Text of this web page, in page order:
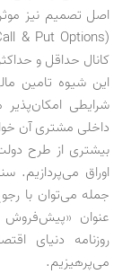
اصل تصمیم نیز
کانال حداقل و
این شیوه تامین
شرایطی امکان‌پذیر
داخلی مشتری آن
بیشتری از طرح
اوراق
جمله می‌توان با
روزنامه دنیای
می‌پرهیزیم.